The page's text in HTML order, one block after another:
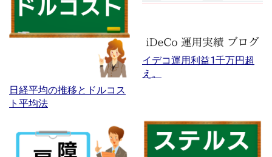
日経平均の推移とドルコス
ト平均法
イデコ運用利益1千万円超
え。